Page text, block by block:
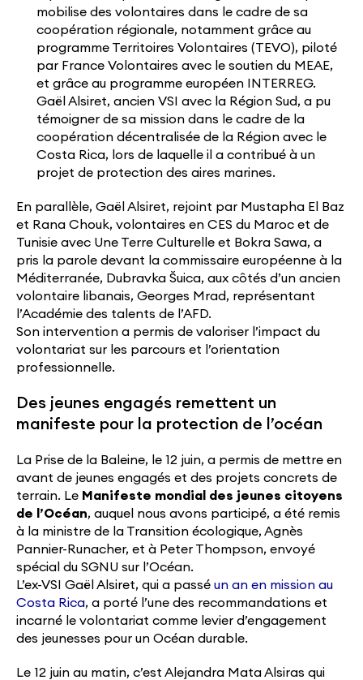
mobilise des volontaires dans le cadre de sa
coopération régionale, notamment grâce au
programme Territoires Volontaires (TEVO), piloté
par France Volontaires avec le soutien du MEAE,
et grâce au programme européen INTERREG.
Gaël Alsiret, ancien VSI avec la Région Sud, a pu
témoigner de sa mission dans le cadre de la
coopération décentralisée de la Région avec le
Costa Rica, lors de laquelle il a contribué à un
projet de protection des aires marines.
En parallèle, Gaël Alsiret, rejoint par Mustapha El Baz
et Rana Chouk, volontaires en CES du Maroc et de
Tunisie avec Une Terre Culturelle et Bokra Sawa, a
pris la parole devant la commissaire européenne à la
Méditerranée, Dubravka Šuica, aux côtés d’un ancien
volontaire libanais, Georges Mrad, représentant
l’Académie des talents de l’AFD.
Son intervention a permis de valoriser l’impact du
volontariat sur les parcours et l’orientation
professionnelle.
Des jeunes engagés remettent un
manifeste pour la protection de l’océan
La Prise de la Baleine, le 12 juin, a permis de mettre en
avant de jeunes engagés et des projets concrets de
terrain. Le Manifeste mondial des jeunes citoyens
de l’Océan, auquel nous avons participé, a été remis
à la ministre de la Transition écologique, Agnès
Pannier-Runacher, et à Peter Thompson, envoyé
spécial du SGNU sur l’Océan.
L’ex-VSI Gaël Alsiret, qui a passé un an en mission au
Costa Rica, a porté l’une des recommandations et
incarné le volontariat comme levier d’engagement
des jeunesses pour un Océan durable.
Le 12 juin au matin, c’est Alejandra Mata Alsiras qui